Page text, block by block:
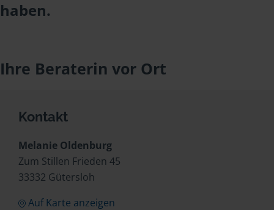
haben.
Ihre Beraterin vor Ort
Kontakt
Melanie Oldenburg
Zum Stillen Frieden 45
33332 Gütersloh
Auf Karte anzeigen